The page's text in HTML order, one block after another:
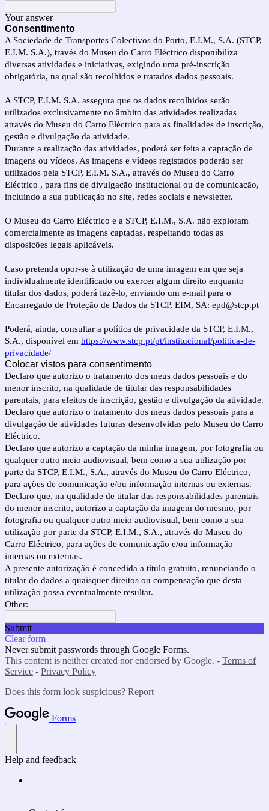
Your answer
Consentimento
A Sociedade de Transportes Colectivos do Porto, E.I.M., S.A. (STCP,
E.I.M. S.A.), través do Museu do Carro Eléctrico disponibiliza
diversas atividades e iniciativas, exigindo uma pré-inscrição
obrigatória, na qual são recolhidos e tratados dados pessoais.
A STCP, E.I.M. S.A. assegura que os dados recolhidos serão
utilizados exclusivamente no âmbito das atividades realizadas
através do Museu do Carro Eléctrico para as finalidades de inscrição,
gestão e divulgação da atividade.
Durante a realização das atividades, poderá ser feita a captação de
imagens ou vídeos. As imagens e vídeos registados poderão ser
utilizados pela STCP, E.I.M. S.A., através do Museu do Carro
Eléctrico , para fins de divulgação institucional ou de comunicação,
incluindo a sua publicação no site, redes sociais e newsletter.
O Museu do Carro Eléctrico e a STCP, E.I.M., S.A. não exploram
comercialmente as imagens captadas, respeitando todas as
disposições legais aplicáveis.
Caso pretenda opor-se à utilização de uma imagem em que seja
individualmente identificado ou exercer algum direito enquanto
titular dos dados, poderá fazê-lo, enviando um e-mail para o
Encarregado de Proteção de Dados da STCP, EIM, SA: epd@stcp.pt
Poderá, ainda, consultar a política de privacidade da STCP, E.I.M.,
S.A., disponível em https://www.stcp.pt/pt/institucional/politica-de-
privacidade/
Colocar vistos para consentimento
Declaro que autorizo o tratamento dos meus dados pessoais e do
menor inscrito, na qualidade de titular das responsabilidades
parentais, para efeitos de inscrição, gestão e divulgação da atividade.
Declaro que autorizo o tratamento dos meus dados pessoais para a
divulgação de atividades futuras desenvolvidas pelo Museu do Carro
Eléctrico.
Declaro que autorizo a captação da minha imagem, por fotografia ou
qualquer outro meio audiovisual, bem como a sua utilização por
parte da STCP, E.I.M., S.A., através do Museu do Carro Eléctrico,
para ações de comunicação e/ou informação internas ou externas.
Declaro que, na qualidade de titular das responsabilidades parentais
do menor inscrito, autorizo a captação da imagem do mesmo, por
fotografia ou qualquer outro meio audiovisual, bem como a sua
utilização por parte da STCP, E.I.M., S.A., através do Museu do
Carro Eléctrico, para ações de comunicação e/ou informação
internas ou externas.
A presente autorização é concedida a título gratuito, renunciando o
titular do dados a quaisquer direitos ou compensação que desta
utilização possa eventualmente resultar.
Other:
Submit
Clear form
Never submit passwords through Google Forms.
This content is neither created nor endorsed by Google. - Terms of
Service - Privacy Policy
Does this form look suspicious? Report
Forms
Help and feedback